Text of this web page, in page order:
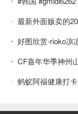
最新外面贩卖的
好图欣赏-rioko凉
CF嘉年华季神州
蚂蚁阿福健康打